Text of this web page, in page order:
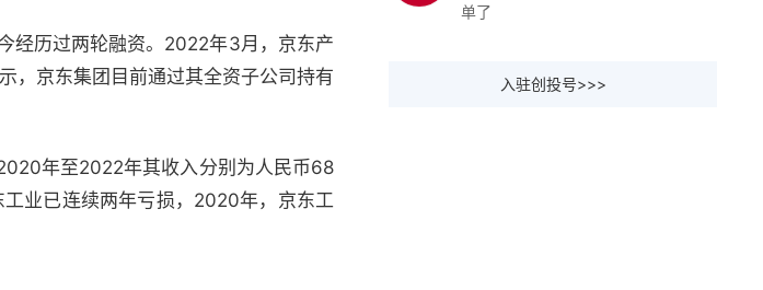
经历过两轮融资。2022年3月，京东产
，京东集团目前通过其全资子公司持有
年至2022年其收入分别为人民币68
业已连续两年亏损，2020年，京东工
单了
入驻创投号>>>